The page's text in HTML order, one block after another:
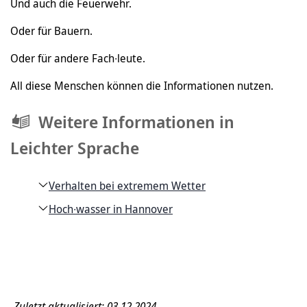
Und auch die Feuerwehr.
Oder für Bauern.
Oder für andere Fach∙leute.
All diese Menschen können die Informationen nutzen.
Weitere Informationen in
Leichter Sprache
Verhalten bei extremem Wetter
Hoch∙wasser in Hannover